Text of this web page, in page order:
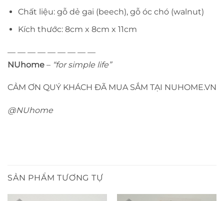
Chất liệu: gỗ dẻ gai (beech), gỗ óc chó (walnut)
Kích thước: 8cm x 8cm x 11cm
— — — — — — — — —
NUhome – “for simple life”
CẢM ƠN QUÝ KHÁCH ĐÃ MUA SẮM TẠI NUHOME.VN
@NUhome
SẢN PHẨM TƯƠNG TỰ